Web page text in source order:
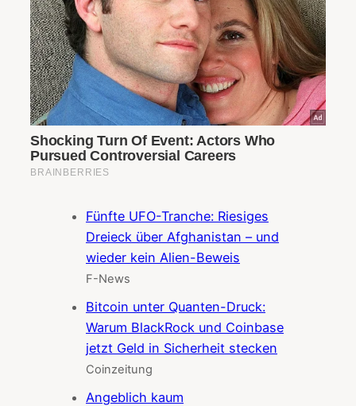
Fünfte UFO-Tranche: Riesiges
Dreieck über Afghanistan – und
wieder kein Alien-Beweis
F-News
Bitcoin unter Quanten-Druck:
Warum BlackRock und Coinbase
jetzt Geld in Sicherheit stecken
Coinzeitung
Angeblich kaum